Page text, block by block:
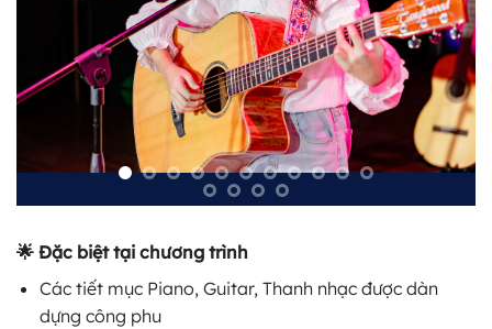
🌟 Đặc biệt tại chương trình
Các tiết mục Piano, Guitar, Thanh nhạc được dàn
dựng công phu